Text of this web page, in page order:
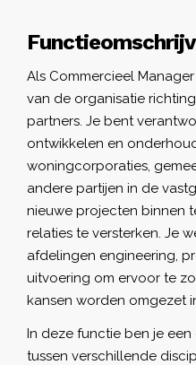
Als Commercieel
van de organisatie
partners. Je bent
ontwikkelen en
woningcorporaties,
andere partijen in de
nieuwe projecten binnen
relaties te versterken. Je
afdelingen engineering,
uitvoering om ervoor te
kansen worden omgezet
In deze functie ben je
tussen verschillende